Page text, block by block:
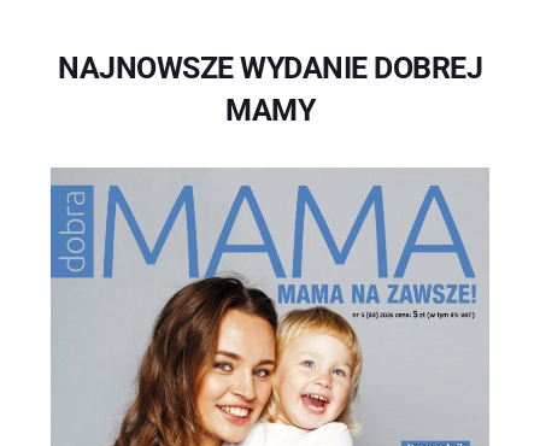
NAJNOWSZE WYDANIE DOBREJ
MAMY